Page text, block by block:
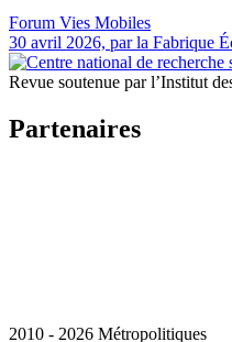
Forum Vies Mobiles
30 avril 2026, par la Fabrique
Revue soutenue par l’Institut
Partenaires
2010 - 2026 Métropolitiques